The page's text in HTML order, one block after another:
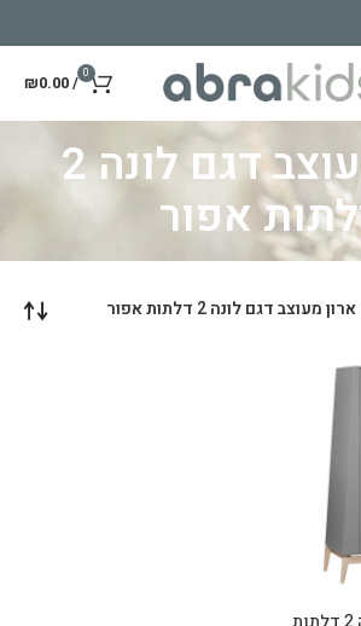
0
/
₪0.00
ארון מעוצב דגם לונה 2
אפור
ארון מעוצב דגם לונה 2 דלתות אפור